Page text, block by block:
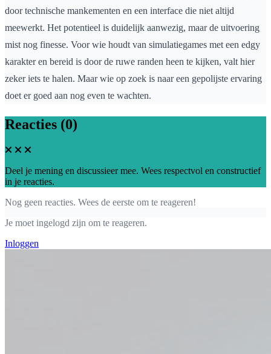
door technische mankementen en een interface die niet altijd
meewerkt. Het potentieel is duidelijk aanwezig, maar de uitvoering
mist nog finesse. Voor wie houdt van simulatiegames met een edgy
karakter en bereid is door de ruwe randen heen te kijken, valt hier
zeker iets te halen. Maar wie op zoek is naar een gepolijste ervaring
doet er goed aan nog even te wachten.
Reacties (0)
Deel je mening en discussieer mee. Wees respectvol en constructief
in je reacties.
Nog geen reacties. Wees de eerste om te reageren!
Je moet ingelogd zijn om te reageren.
Inloggen